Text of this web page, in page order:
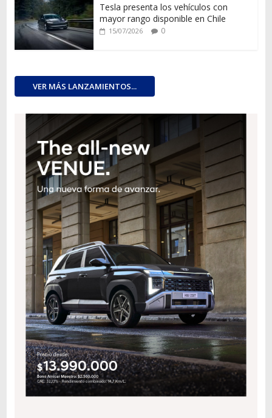
Tesla presenta los vehículos con
mayor rango disponible en Chile
15/07/2026 0
VER MÁS LANZAMIENTOS...